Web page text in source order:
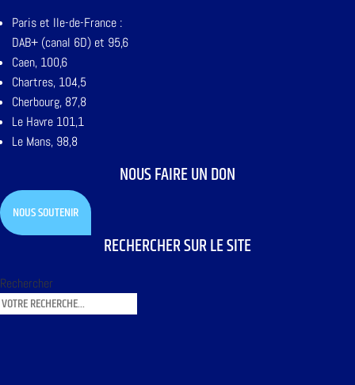
Paris et Ile-de-France :
DAB+ (canal 6D) et 95,6
Caen, 100,6
Chartres, 104,5
Cherbourg, 87,8
Le Havre 101,1
Le Mans, 98,8
NOUS FAIRE UN DON
NOUS SOUTENIR
RECHERCHER SUR LE SITE
Rechercher